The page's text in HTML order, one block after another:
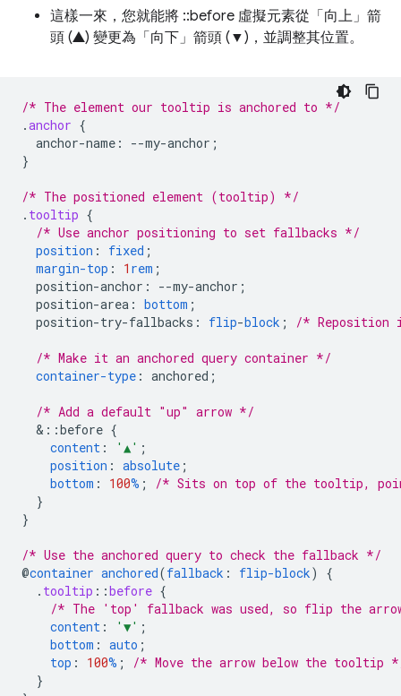
這樣一來，您就能將 ::before 虛擬元素從「向上」箭
頭 (▲) 變更為「向下」箭頭 (▼)，並調整其位置。
/* The element our tooltip is anchored to */
.anchor {
anchor-name : --my-anchor ;
}
/* The positioned element (tooltip) */
. tooltip {
/* Use anchor positioning to set fallbacks */
position : fixed ;
margin-top : 1 rem ;
position-anchor : --my-anchor ;
position-area : bottom ;
position-try-fallbacks : flip-block ; /*
/* Make it an anchored query container */
container-type : anchored ;
/* Add a default "up" arrow */
& ::before {
content : '▲' ;
position : absolute ;
bottom : 100% ;
/* Sits on top of the tooltip,
}
}
/* Use the anchored query to check the fallback */
@container anchored(fallback : flip-block)
{
. tooltip ::before {
/* The 'top' fallback was used, so flip the
content : '▼' ;
bottom : auto ;
top : 100% ;
/* Move the arrow below the tooltip
}